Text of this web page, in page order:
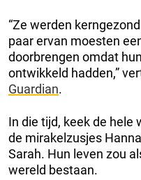
“Ze werden
paar ervan moesten
doorbrengen omdat
ontwikkeld hadden,”
Guardian.
In die tijd, keek de
de mirakelzusjes
Sarah. Hun leven zou
wereld bestaan.